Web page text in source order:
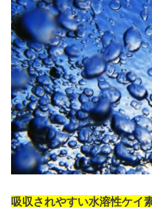
吸収されやすい水溶性ケイ